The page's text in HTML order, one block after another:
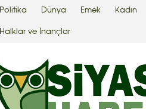
Politika Dünya Emek Kadın
Halklar ve İnançlar